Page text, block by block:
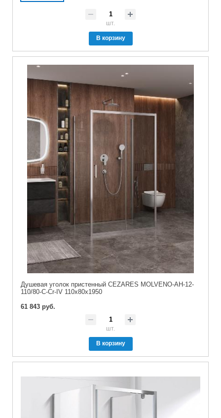
шт.
В корзину
Душевая уголок пристенный CEZARES MOLVENO-AH-12-
110/80-C-Cr-IV 110x80x1950
61 843 руб.
шт.
В корзину